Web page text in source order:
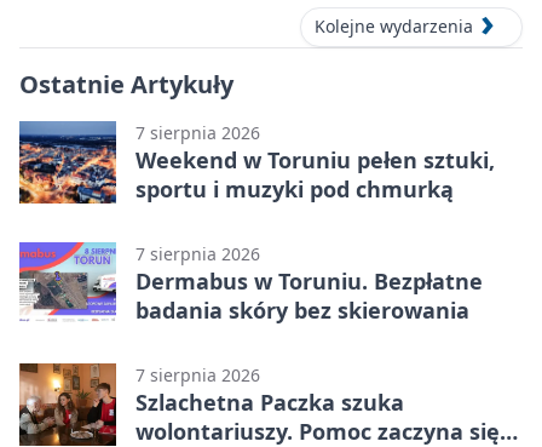
Kolejne wydarzenia
Ostatnie Artykuły
7 sierpnia 2026
Weekend w Toruniu pełen sztuki,
sportu i muzyki pod chmurką
7 sierpnia 2026
Dermabus w Toruniu. Bezpłatne
badania skóry bez skierowania
7 sierpnia 2026
Szlachetna Paczka szuka
wolontariuszy. Pomoc zaczyna się